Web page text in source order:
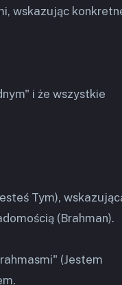
wskazując
i że wszystkie
Tym),
(Brahman).
(Jestem